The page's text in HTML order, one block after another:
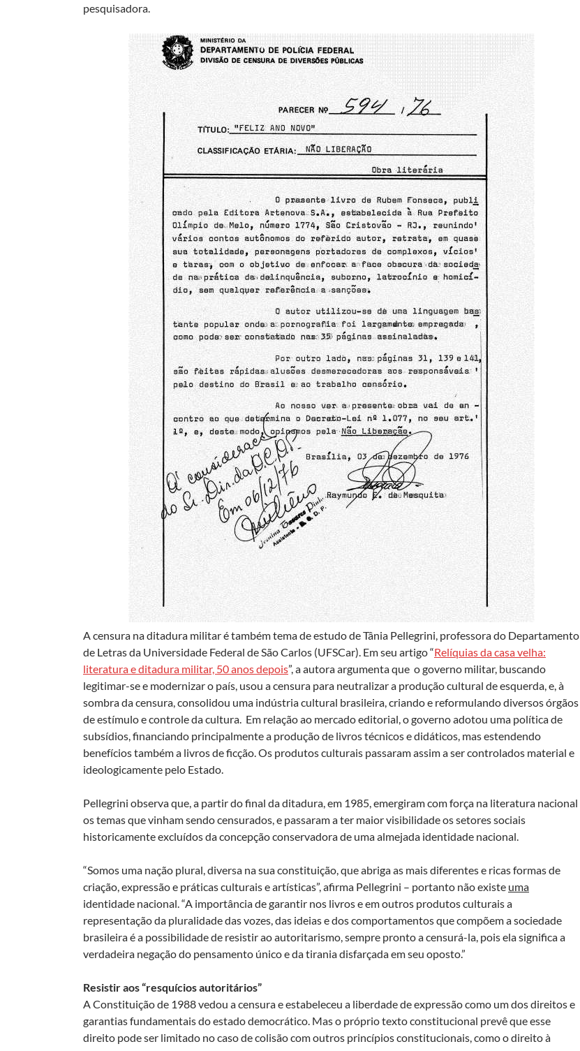
pesquisadora.
A censura na ditadura militar é também tema de estudo de Tânia Pellegrini, professora do Departamento
de Letras da Universidade Federal de São Carlos (UFSCar). Em seu artigo “Relíquias da casa velha:
literatura e ditadura militar, 50 anos depois”, a autora argumenta que o governo militar, buscando
legitimar-se e modernizar o país, usou a censura para neutralizar a produção cultural de esquerda, e, à
sombra da censura, consolidou uma indústria cultural brasileira, criando e reformulando diversos órgãos
de estímulo e controle da cultura. Em relação ao mercado editorial, o governo adotou uma política de
subsídios, financiando principalmente a produção de livros técnicos e didáticos, mas estendendo
benefícios também a livros de ficção. Os produtos culturais passaram assim a ser controlados material e
ideologicamente pelo Estado.
Pellegrini observa que, a partir do final da ditadura, em 1985, emergiram com força na literatura nacional
os temas que vinham sendo censurados, e passaram a ter maior visibilidade os setores sociais
historicamente excluídos da concepção conservadora de uma almejada identidade nacional.
“Somos uma nação plural, diversa na sua constituição, que abriga as mais diferentes e ricas formas de
criação, expressão e práticas culturais e artísticas”, afirma Pellegrini – portanto não existe uma
identidade nacional. “A importância de garantir nos livros e em outros produtos culturais a
representação da pluralidade das vozes, das ideias e dos comportamentos que compõem a sociedade
brasileira é a possibilidade de resistir ao autoritarismo, sempre pronto a censurá-la, pois ela significa a
verdadeira negação do pensamento único e da tirania disfarçada em seu oposto.”
Resistir aos “resquícios autoritários”
A Constituição de 1988 vedou a censura e estabeleceu a liberdade de expressão como um dos direitos e
garantias fundamentais do estado democrático. Mas o próprio texto constitucional prevê que esse
direito pode ser limitado no caso de colisão com outros princípios constitucionais, como o direito à